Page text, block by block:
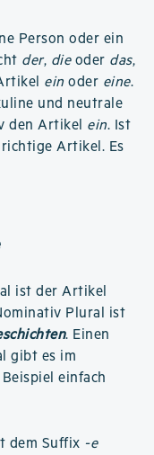
Person oder ein
der, dieoder das,
ein oder eine.
und neutrale
den Artikel ein. Ist
Artikel. Es
ist der Artikel
Plural ist
. Einen
gibt es im
einfach
dem Suffix -e